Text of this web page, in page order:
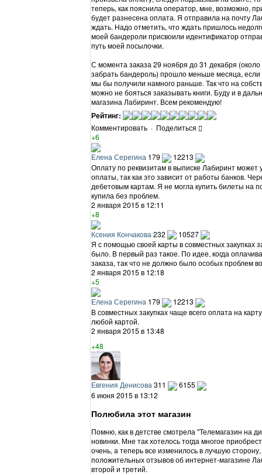
теперь, как пояснила оператор, мне, возможно,
будет разнесена оплата. Я отправила на почту
ждать. Надо отметить, что ждать пришлось
моей бандероли присвоили идентификатор
путь моей посылочки.
С момента заказа 29 ноября до 31 декабря
забрать бандероль) прошло меньше месяца,
мы бы получили намного раньше. Так что на
можно не бояться заказывать книги. Буду и в
магазина Лабиринт. Всем рекомендую!
Рейтинг:
Комментировать · Поделиться
+6
Елена Серегина 179
12213
Оплату по реквизитам в выписке Лабиринт
оплаты, так как это зависит от работы банков.
дебетовым картам. Я не могла купить билеты на
купила без проблем.
2 января 2015 в 12:11
+8
Ксения Кончакова 232
10527
Я с помощью своей карты в совместных закупках
было. В первый раз такое. По идее, когда
заказа, так что не должно было особых проблем
2 января 2015 в 12:18
+5
Елена Серегина 179
12213
В совместных закупках чаще всего оплата на
любой картой.
2 января 2015 в 13:48
+48
Евгения Денисова 311
6155
6 июня 2015 в 13:12
Полюбила этот магазин
Помню, как в детстве смотрела "Телемагазин на
новинки. Мне так хотелось тогда многое
очень, а теперь все изменилось в лучшую
положительных отзывов об интернет-магазине
второй и третий.